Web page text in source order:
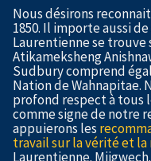
Nous désirons
1850. Il importe aussi
Laurentienne se
Atikameksheng
Sudbury comprend
Nation de Wahnapitae.
profond respect à tous
comme signe de notre
appuierons les
travail sur la vérité et
Laurentienne. Miigwech.